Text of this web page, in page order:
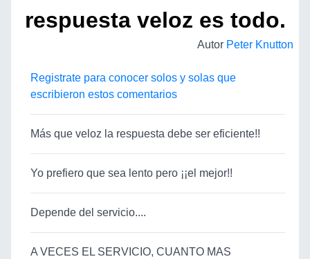
respuesta veloz es todo.
Autor Peter Knutton
Registrate para conocer solos y solas que
escribieron estos comentarios
Más que veloz la respuesta debe ser eficiente!!
Yo prefiero que sea lento pero ¡¡el mejor!!
Depende del servicio....
A VECES EL SERVICIO, CUANTO MAS